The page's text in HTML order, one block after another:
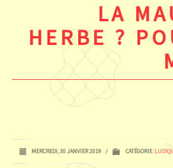
LA
HERBE ?
MERCREDI, 30 JANVIER 2019 / CATÉGORIE :